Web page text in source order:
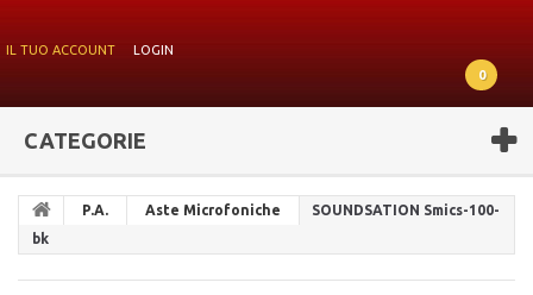
IL TUO ACCOUNT
LOGIN
0
CATEGORIE
P.A. Aste Microfoniche
SOUNDSATION Smics-100-
bk